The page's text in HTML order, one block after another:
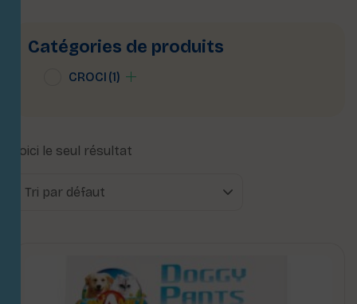
Catégories de produits
CROCI (1)
Voici le seul résultat